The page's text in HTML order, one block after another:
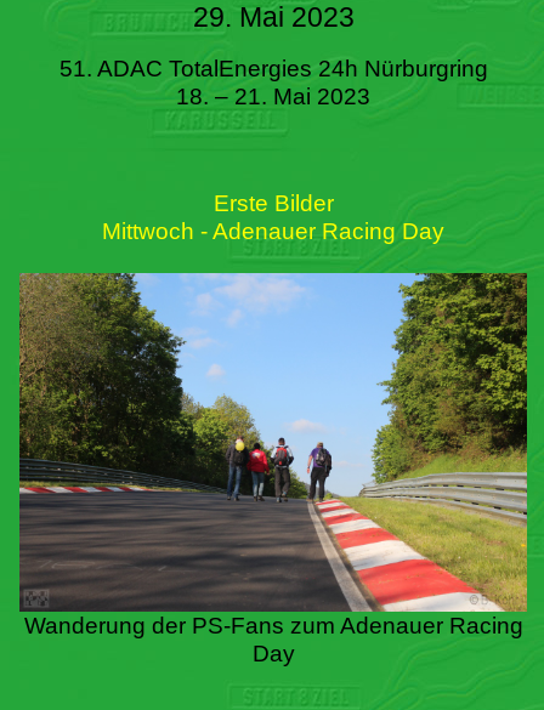
29. Mai 2023
51. ADAC TotalEnergies 24h Nürburgring
18. – 21. Mai 2023
Erste Bilder
Mittwoch - Adenauer Racing Day
Wanderung der PS-Fans zum Adenauer Racing
Day